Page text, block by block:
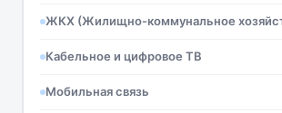
ЖКХ (Жилищно-коммунальное
Кабельное и цифровое ТВ
Мобильная связь